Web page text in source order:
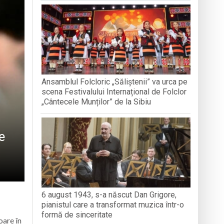
clubului de carte „Legături Literare”
prieteniei și diversității culturale
„Cântecele Munților” de la Sibiu
în
Ansamblul Folcloric „Săliștenii” va urca pe
scena Festivalului Internațional de Folclor
„Cântecele Munților” de la Sibiu
6 august 1943, s-a născut Dan Grigore,
pianistul care a transformat muzica într-o
formă de sinceritate